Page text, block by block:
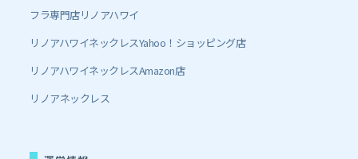
フラ専門店リノアハワイ
リノアハワイネックレスYahoo！ショッピング店
リノアハワイネックレスAmazon店
リノアネックレス